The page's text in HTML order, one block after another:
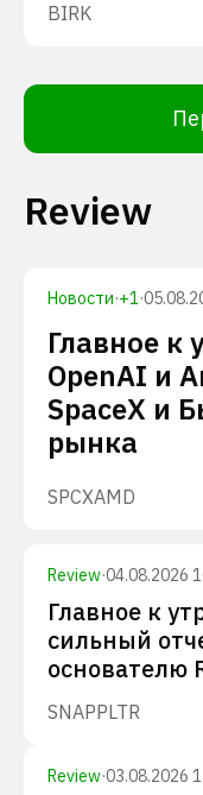
BIRK
Review
Новости·+1·
Главное к
OpenAI и
SpaceX и
рынка
SPCXAMD
Review·04.08.2026
Главное к
сильный
основателю
SNAPPLTR
Review·03.08.2026